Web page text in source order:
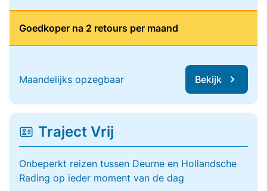
Goedkoper na 2 retours per maand
Maandelijks opzegbaar Bekijk
Traject Vrij
Onbeperkt reizen tussen Deurne en Hollandsche
Rading op ieder moment van de dag